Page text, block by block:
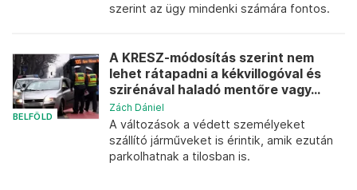
szerint az ügy mindenki számára fontos.
BELFÖLD
A KRESZ-módosítás szerint nem
lehet rátapadni a kékvillogóval és
szirénával haladó mentőre vagy...
Zách Dániel
A változások a védett személyeket
szállító járműveket is érintik, amik ezután
parkolhatnak a tilosban is.